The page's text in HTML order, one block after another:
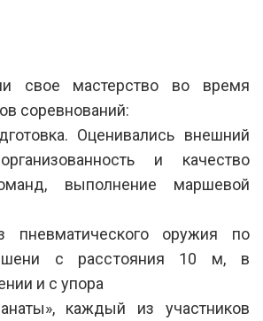
свое мастерство во время
соревнований:
Оценивались внешний
и качество
выполнение маршевой
пневматического оружия по
с расстояния 10 м, в
и с упора
каждый из участников